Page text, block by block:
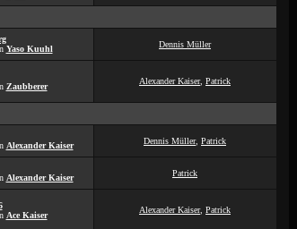
Yaso Kuuhl Dennis Müller
Zaubberer
Alexander Kaiser, Patrick
Alexander Kaiser Dennis Müller, Patrick
Alexander Kaiser Patrick
Ace Kaiser
Alexander Kaiser, Patrick